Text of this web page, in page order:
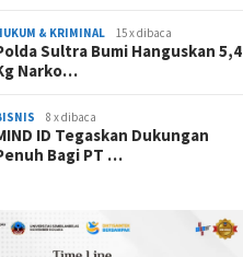
& KRIMINAL 15 x dibaca
Sultra Bumi Hanguskan 5,4
Narko…
8 x dibaca
ID Tegaskan Dukungan
Bagi PT …